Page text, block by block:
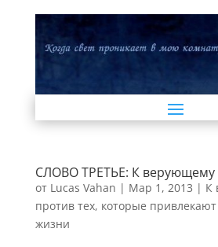
СЛОВО ТРЕТЬЕ: К верующему
от Lucas Vahan | Мар 1, 2013 | К
против тех, которые
жизни